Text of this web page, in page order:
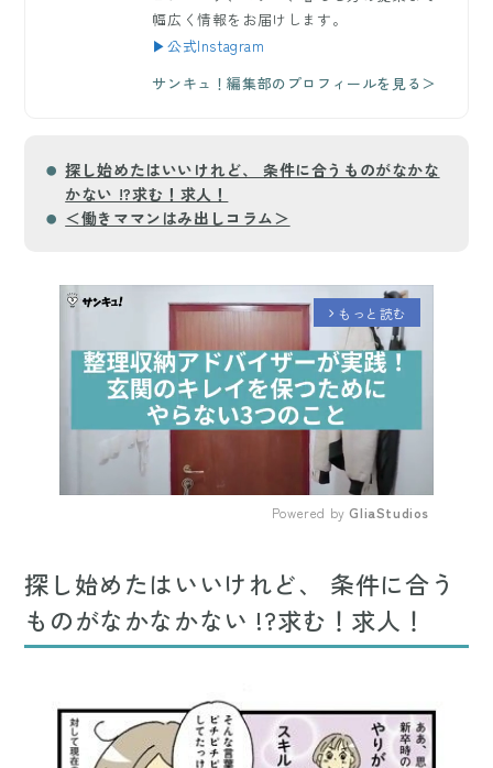
幅広く情報をお届けします。
▶公式Instagram
サンキュ！編集部のプロフィールを見る＞
探し始めたはいいけれど、 条件に合うものがなかな
かない !?求む！求人！
＜働きママンはみ出しコラム＞
arrow_forward_ios もっと読む
Powered by GliaStudios
探し始めたはいいけれど、 条件に合う
ものがなかなかない !?求む！求人！